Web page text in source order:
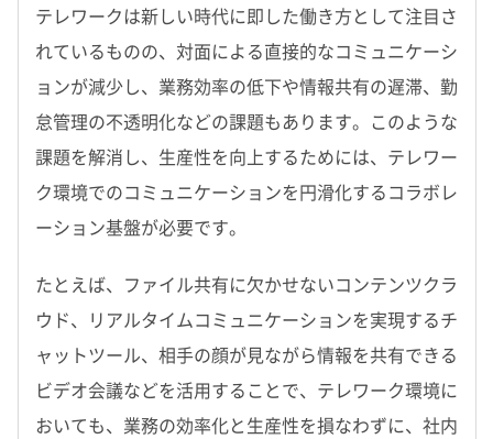
テレワークは新しい時代に即した働き方として注目さ
れているものの、対面による直接的なコミュニケーシ
ョンが減少し、業務効率の低下や情報共有の遅滞、勤
怠管理の不透明化などの課題もあります。このような
課題を解消し、生産性を向上するためには、テレワー
ク環境でのコミュニケーションを円滑化するコラボレ
ーション基盤が必要です。
たとえば、ファイル共有に欠かせないコンテンツクラ
ウド、リアルタイムコミュニケーションを実現するチ
ャットツール、相手の顔が見ながら情報を共有できる
ビデオ会議などを活用することで、テレワーク環境に
おいても、業務の効率化と生産性を損なわずに、社内